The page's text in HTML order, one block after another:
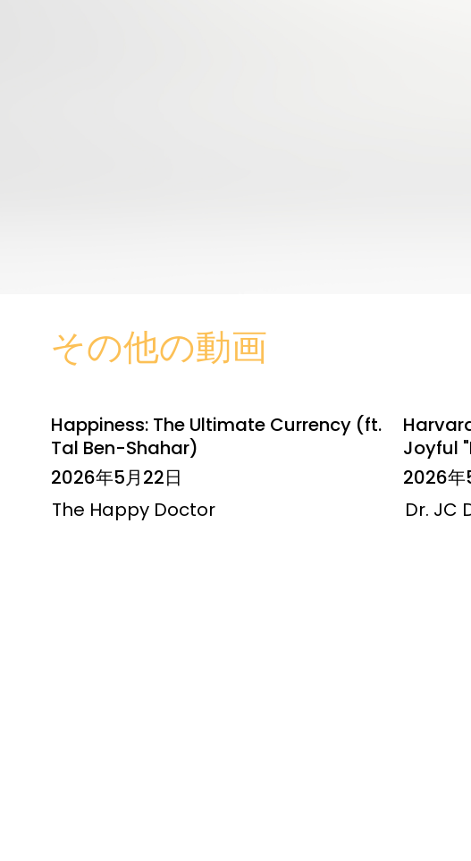
その他の動画
Happiness: The Ultimate Currency (ft.
Tal Ben-Shahar)
2026年5月22日
The Happy Doctor
Joyful
2026年
Dr. JC